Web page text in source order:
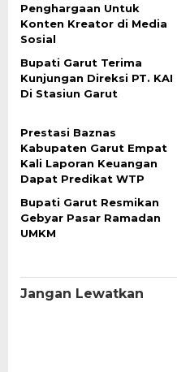
Penghargaan Untuk
Konten Kreator di Media
Sosial
Bupati Garut Terima
Kunjungan Direksi PT. KAI
Di Stasiun Garut
Prestasi Baznas
Kabupaten Garut Empat
Kali Laporan Keuangan
Dapat Predikat WTP
Bupati Garut Resmikan
Gebyar Pasar Ramadan
UMKM
Jangan Lewatkan